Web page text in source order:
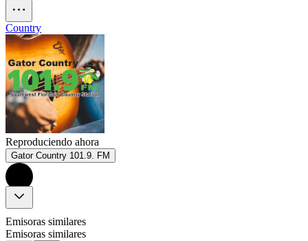
Country
Reproduciendo ahora
Gator Country 101.9. FM
Emisoras similares
Emisoras similares